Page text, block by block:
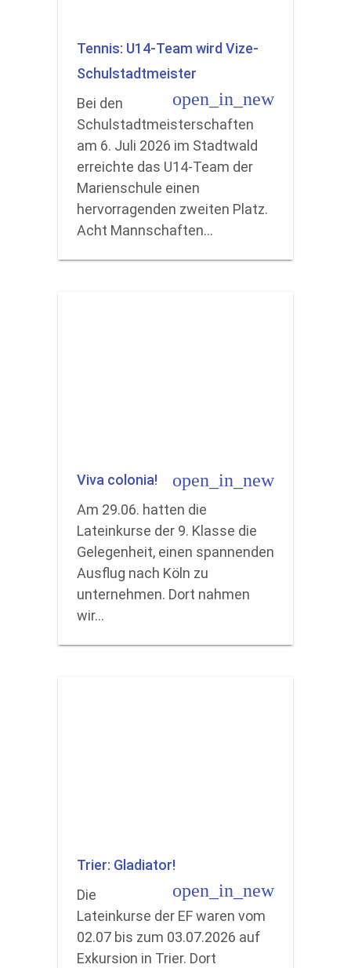
Tennis: U14-Team wird Vize-
Schulstadtmeister
open_in_new
Bei den
Schulstadtmeisterschaften
am 6. Juli 2026 im Stadtwald
erreichte das U14-Team der
Marienschule einen
hervorragenden zweiten Platz.
Acht Mannschaften…
Viva colonia! open_in_new
Am 29.06. hatten die
Lateinkurse der 9. Klasse die
Gelegenheit, einen spannenden
Ausflug nach Köln zu
unternehmen. Dort nahmen
wir…
Trier: Gladiator!
open_in_new
Die
Lateinkurse der EF waren vom
02.07 bis zum 03.07.2026 auf
Exkursion in Trier. Dort